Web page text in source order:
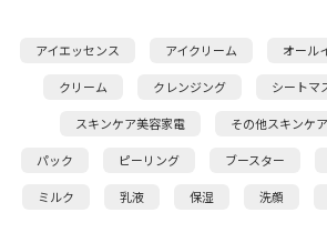
アイエッセンス アイクリーム オール
クリーム クレンジング シートマ
スキンケア美容家電 その他スキンケア
パック ピーリング ブースター
ミルク 乳液 保湿 洗顔